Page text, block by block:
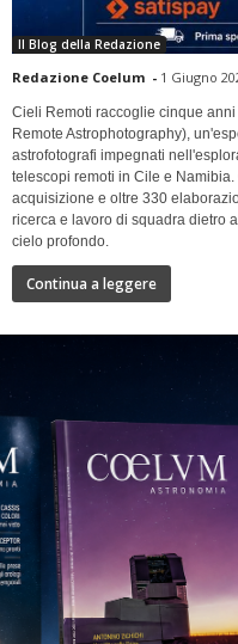
Il Blog della Redazione
Redazione Coelum - 1 Giugno
Cieli Remoti raccoglie cinque
Remote Astrophotography),
astrofotografi impegnati
telescopi remoti in Cile e
acquisizione e oltre 330
ricerca e lavoro di squadra dietro
cielo profondo.
Continua a leggere